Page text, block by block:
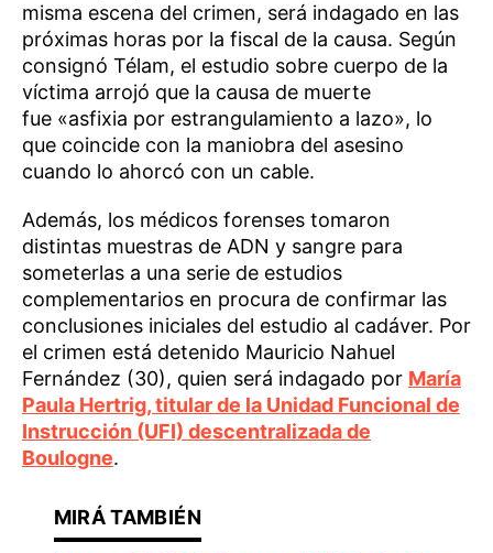
misma escena del crimen, será indagado en las
próximas horas por la fiscal de la causa. Según
consignó Télam, el estudio sobre cuerpo de la
víctima arrojó que la causa de muerte
fue «asfixia por estrangulamiento a lazo», lo
que coincide con la maniobra del asesino
cuando lo ahorcó con un cable.
Además, los médicos forenses tomaron
distintas muestras de ADN y sangre para
someterlas a una serie de estudios
complementarios en procura de confirmar las
conclusiones iniciales del estudio al cadáver. Por
el crimen está detenido Mauricio Nahuel
Fernández (30), quien será indagado por María
Paula Hertrig, titular de la Unidad Funcional de
Instrucción (UFI) descentralizada de
Boulogne.